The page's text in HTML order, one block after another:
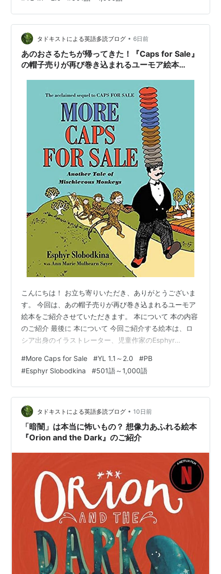
Honey... Honey... Lion! (Rise and Shine) (English
Edition) 作者:Brett, Jan Puffin Books Amazon 本の…
タドキストによる英語多読ブログ • 6日前
あのおさるたちが帰ってきた！『Caps for Sale』
の帽子売りが再び巻き込まれるユーモア絵本
こんにちは！ お立ち寄りいただき、ありがとうございま
す。 今回は、あの帽子売りが再び巻き込まれるユーモア
絵本をご紹介させていただきます。 本について 本の内容
のご紹介 最後に 本について 今回ご紹介する絵本は、ロ
シア出身のイラストレーター、児童作家のEsphyr
Caps for Sale: Another Tale of Mischievous Monkeys』
です。 YL 1.0～1.4程度 語数は762語の本です。 More
Caps for Sale: Another Tale of Mischievous Monkey…
#More Caps for Sale #YL 1.1～2.0 #PB
#Esphyr Slobodkina #501語～1,000語
タドキストによる英語多読ブログ • 10日前
「暗闇」は本当に怖いもの？ 想像力あふれる絵本
『Orion and the Dark』のご紹介